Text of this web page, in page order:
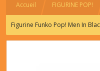
Accueil FIGURINE POP!
Figurine Funko Pop! Men In